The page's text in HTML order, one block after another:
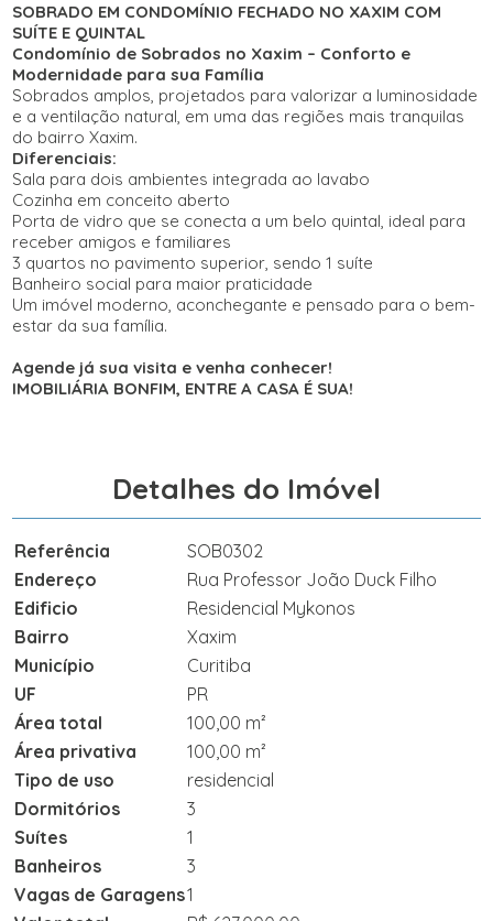
SOBRADO EM CONDOMÍNIO FECHADO NO XAXIM COM
SUÍTE E QUINTAL
Condomínio de Sobrados no Xaxim – Conforto e
Modernidade para sua Família
Sobrados amplos, projetados para valorizar a luminosidade
e a ventilação natural, em uma das regiões mais tranquilas
do bairro Xaxim.
Diferenciais:
Sala para dois ambientes integrada ao lavabo
Cozinha em conceito aberto
Porta de vidro que se conecta a um belo quintal, ideal para
receber amigos e familiares
3 quartos no pavimento superior, sendo 1 suíte
Banheiro social para maior praticidade
Um imóvel moderno, aconchegante e pensado para o bem-
estar da sua família.
Agende já sua visita e venha conhecer!
IMOBILIÁRIA BONFIM, ENTRE A CASA É SUA!
Detalhes do Imóvel
Referência
SOB0302
Endereço
Rua Professor João Duck Filho
Edificio
Residencial Mykonos
Bairro
Xaxim
Município
Curitiba
UF
PR
Área total
100,00 m²
Área privativa
100,00 m²
Tipo de uso
residencial
Dormitórios
3
Suítes
1
Banheiros
3
Vagas de Garagens1